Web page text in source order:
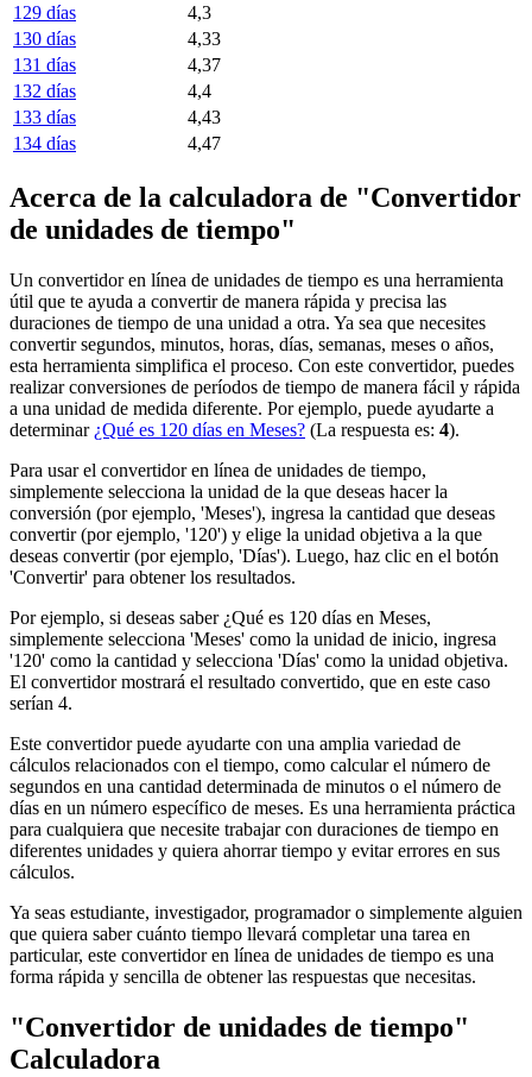
129 días
4,3
130 días
4,33
131 días
4,37
132 días
4,4
133 días
4,43
134 días
4,47
Acerca de la calculadora de "Convertidor
de unidades de tiempo"
Un convertidor en línea de unidades de tiempo es una herramienta
útil que te ayuda a convertir de manera rápida y precisa las
duraciones de tiempo de una unidad a otra. Ya sea que necesites
convertir segundos, minutos, horas, días, semanas, meses o años,
esta herramienta simplifica el proceso. Con este convertidor, puedes
realizar conversiones de períodos de tiempo de manera fácil y rápida
a una unidad de medida diferente. Por ejemplo, puede ayudarte a
determinar ¿Qué es 120 días en Meses? (La respuesta es: 4).
Para usar el convertidor en línea de unidades de tiempo,
simplemente selecciona la unidad de la que deseas hacer la
conversión (por ejemplo, 'Meses'), ingresa la cantidad que deseas
convertir (por ejemplo, '120') y elige la unidad objetiva a la que
deseas convertir (por ejemplo, 'Días'). Luego, haz clic en el botón
'Convertir' para obtener los resultados.
Por ejemplo, si deseas saber ¿Qué es 120 días en Meses,
simplemente selecciona 'Meses' como la unidad de inicio, ingresa
'120' como la cantidad y selecciona 'Días' como la unidad objetiva.
El convertidor mostrará el resultado convertido, que en este caso
serían 4.
Este convertidor puede ayudarte con una amplia variedad de
cálculos relacionados con el tiempo, como calcular el número de
segundos en una cantidad determinada de minutos o el número de
días en un número específico de meses. Es una herramienta práctica
para cualquiera que necesite trabajar con duraciones de tiempo en
diferentes unidades y quiera ahorrar tiempo y evitar errores en sus
cálculos.
Ya seas estudiante, investigador, programador o simplemente alguien
que quiera saber cuánto tiempo llevará completar una tarea en
particular, este convertidor en línea de unidades de tiempo es una
forma rápida y sencilla de obtener las respuestas que necesitas.
"Convertidor de unidades de tiempo"
Calculadora